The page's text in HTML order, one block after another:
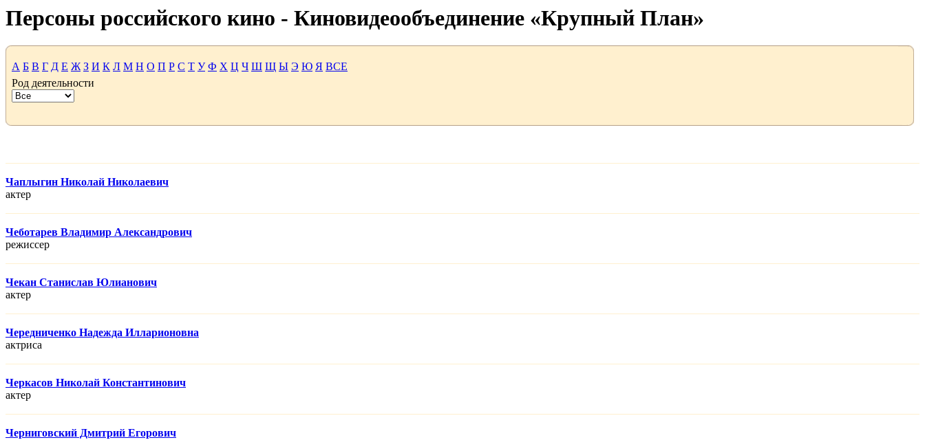
Персоны российского кино - Киновидеообъединение «Крупный План»
А Б В Г Д Е Ж З И К Л М Н О П Р С Т У Ф Х Ц Ч Ш Щ Ы Э Ю Я ВСЕ
Род деятельности
Чаплыгин Николай Николаевич
актер
Чеботарев Владимир Александрович
режисcер
Чекан Станислав Юлианович
актер
Чередниченко Надежда Илларионовна
актриса
Черкасов Николай Константинович
актер
Черниговский Дмитрий Егорович